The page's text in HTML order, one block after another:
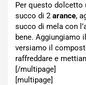
Per questo
succo di 2 arance,
succo di mela con
bene. Aggiungiamo
versiamo il
raffreddare e
[/multipage]
[multipage]